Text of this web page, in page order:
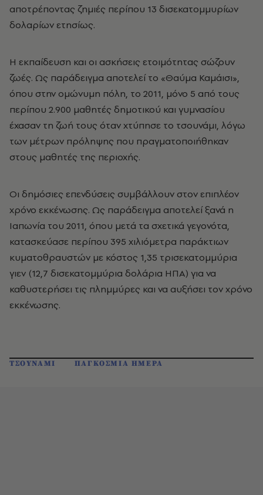
αποτρέποντας ζημιές περίπου 13 δισεκατομμυρίων
δολαρίων ετησίως.
Η εκπαίδευση και οι ασκήσεις ετοιμότητας σώζουν
ζωές. Ως παράδειγμα αποτελεί το «Θαύμα Καμάισι»,
όπου στην ομώνυμη πόλη, το 2011, μόνο 5 από τους
περίπου 2.900 μαθητές δημοτικού και γυμνασίου
έχασαν τη ζωή τους όταν χτύπησε το τσουνάμι, λόγω
των μέτρων πρόληψης που πραγματοποιήθηκαν
στους μαθητές της περιοχής.
Οι δημόσιες επενδύσεις συμβάλλουν στον επιπλέον
χρόνο εκκένωσης. Ως παράδειγμα αποτελεί ξανά η
Ιαπωνία του 2011, όπου μετά τα σχετικά γεγονότα,
κατασκεύασε περίπου 395 χιλιόμετρα παράκτιων
κυματοθραυστών με κόστος 1,35 τρισεκατομμύρια
γιεν (12,7 δισεκατομμύρια δολάρια ΗΠΑ) για να
καθυστερήσει τις πλημμύρες και να αυξήσει τον χρόνο
εκκένωσης.
ΤΣΟΥΝΑΜΙ ΠΑΓΚΟΣΜΙΑ ΗΜΕΡΑ